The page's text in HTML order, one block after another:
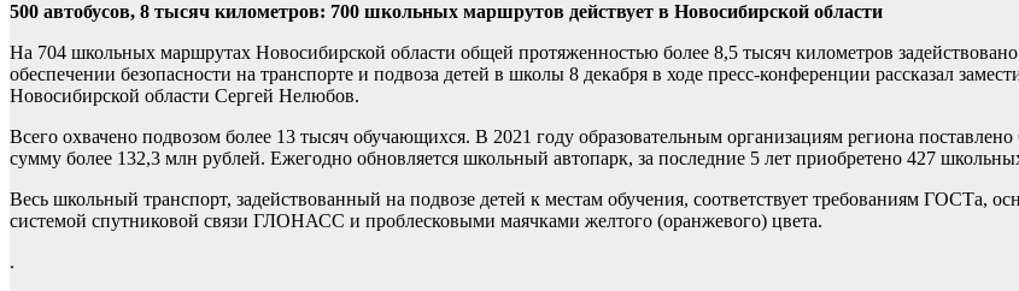
500 автобусов, 8 тысяч километров: 700 школьных маршрутов действует в Новосибирской области
На 704 школьных маршрутах Новосибирской области общей протяженностью более 8,5 тысяч километров
обеспечении безопасности на транспорте и подвоза детей в школы 8 декабря в ходе пресс-конференции рассказал
Новосибирской области Сергей Нелюбов.
Всего охвачено подвозом более 13 тысяч обучающихся. В 2021 году образовательным организациям региона
сумму более 132,3 млн рублей. Ежегодно обновляется школьный автопарк, за последние 5 лет приобретено 427
Весь школьный транспорт, задействованный на подвозе детей к местам обучения, соответствует требованиям ГОСТа,
системой спутниковой связи ГЛОНАСС и проблесковыми маячками желтого (оранжевого) цвета.
.